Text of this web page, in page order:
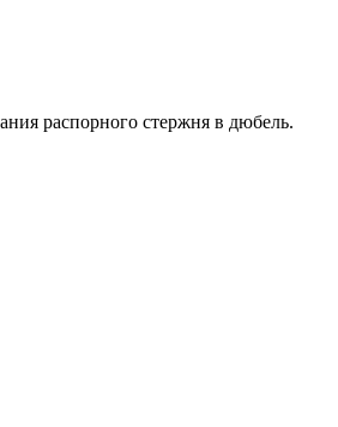
распорного стержня в дюбель.